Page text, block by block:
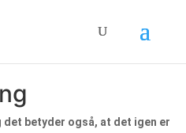
betyder også, at det igen er